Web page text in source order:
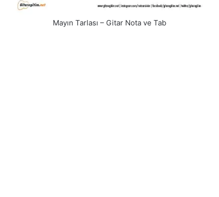
Mayın Tarlası – Gitar Nota ve Tab